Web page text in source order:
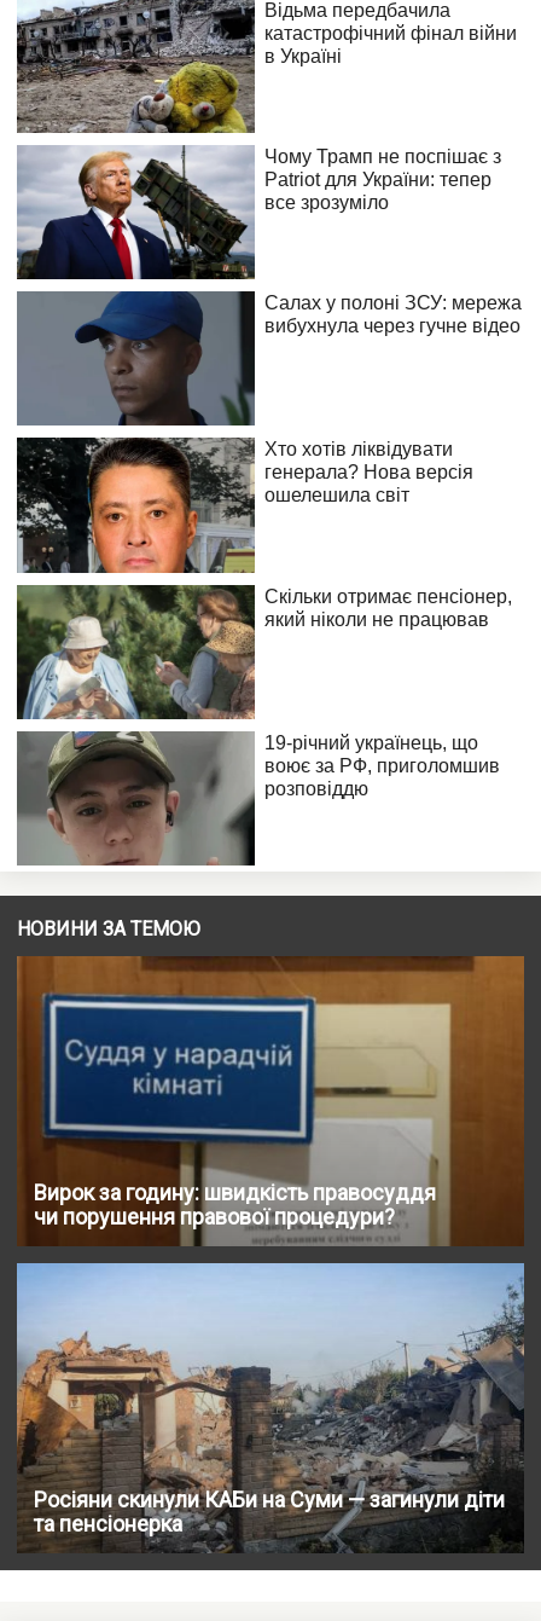
НОВИНИ ЗА ТЕМОЮ
Вирок за годину: швидкість правосуддя
чи порушення правової процедури?
Росіяни скинули КАБи на Суми — загинули діти
та пенсіонерка